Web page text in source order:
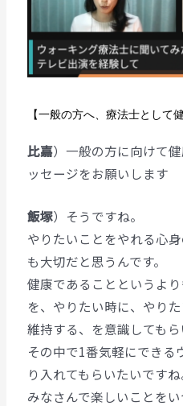
【一般の方へ、療法士として
比嘉）一般の方に向けて
ッセージをお願いします
飯塚）そうですね。
やりたいことをやれる心
も大切だと思うんです。
健康であることというよ
を、やりたい時に、やり
維持する、を意識してもら
その中で1番気軽にできる
り入れてもらいたいですね
みなさんで楽しいことを